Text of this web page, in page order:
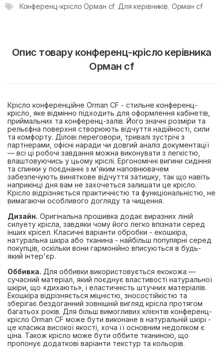
Конференц-крісло Орман cf, Для керівників Орман cf
Опис товару конференц-крісло керівника
Орман cf
Крісло конференційне Orman CF - стильне конференц-
крісло, яке відмінно підходить для оформлення кабінетів,
приймальних та конференц-залів. Його значні розміри та
рельєфна поверхня створюють відчуття надійності, сили
та комфорту. Ділові переговори, тривалі зустрічі з
партнерами, офісні наради чи довгий аналіз документації
— всі ці робочі завдання можна виконувати з легкістю,
влаштовуючись у цьому кріслі. Ергономічні вигини сидіння
та спинки у поєднанні з м'яким наповнювачем
забезпечують виняткове відчуття затишку, так що навіть
наприкінці дня вам не захочеться залишати це крісло.
Крісло відрізняється практичністю та функціональністю, не
вимагаючи особливого догляду та чищення.
Дизайн. Оригінальна прошивка додає виразних ліній
силуету крісла, завдяки чому його легко впізнати серед
інших крісел. Класичні варіанти обробки - екошкіра,
натуральна шкіра або тканина - найбільш популярні серед
покупців, оскільки вони гармонійно вписуються в будь-
який інтер'єр.
Оббивка. Для оббивки використовується екокожа —
сучасний матеріал, який поєднує властивості натуральної
шкіри, що «дихають», і еластичність штучних матеріалів.
Екошкіра відрізняється міцністю, зносостійкістю та
зберігає бездоганний зовнішній вигляд крісла протягом
багатьох років. Для більш вимогливих клієнтів конференц-
крісло Orman CF може бути виконане в натуральній шкірі -
це класика високої якості, хоча її основним недоліком є
ціна. Також крісло може бути оббите тканиною, що
пропонує додаткові варіанти текстур та кольорів.